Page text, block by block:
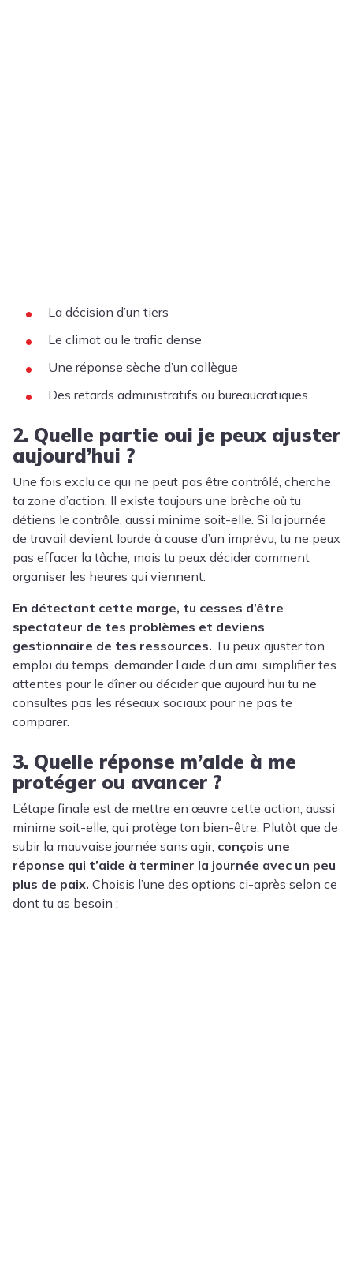
La décision d’un tiers
Le climat ou le trafic dense
Une réponse sèche d’un collègue
Des retards administratifs ou bureaucratiques
2. Quelle partie oui je peux ajuster
aujourd’hui ?
Une fois exclu ce qui ne peut pas être contrôlé, cherche
ta zone d’action. Il existe toujours une brèche où tu
détiens le contrôle, aussi minime soit-elle. Si la journée
de travail devient lourde à cause d’un imprévu, tu ne peux
pas effacer la tâche, mais tu peux décider comment
organiser les heures qui viennent.
En détectant cette marge, tu cesses d’être
spectateur de tes problèmes et deviens
gestionnaire de tes ressources. Tu peux ajuster ton
emploi du temps, demander l’aide d’un ami, simplifier tes
attentes pour le dîner ou décider que aujourd’hui tu ne
consultes pas les réseaux sociaux pour ne pas te
comparer.
3. Quelle réponse m’aide à me
protéger ou avancer ?
L’étape finale est de mettre en œuvre cette action, aussi
minime soit-elle, qui protège ton bien-être. Plutôt que de
subir la mauvaise journée sans agir, conçois une
réponse qui t’aide à terminer la journée avec un peu
plus de paix. Choisis l’une des options ci-après selon ce
dont tu as besoin :